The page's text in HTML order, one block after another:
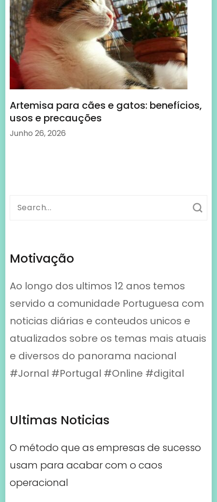
Artemisa para cães e gatos: benefícios,
usos e precauções
Junho 26, 2026
Search
Motivação
Ao longo dos ultimos 12 anos temos
servido a comunidade Portuguesa com
noticias diárias e conteudos unicos e
atualizados sobre os temas mais atuais
e diversos do panorama nacional
#Jornal #Portugal #Online #digital
Ultimas Noticias
O método que as empresas de sucesso
usam para acabar com o caos
operacional